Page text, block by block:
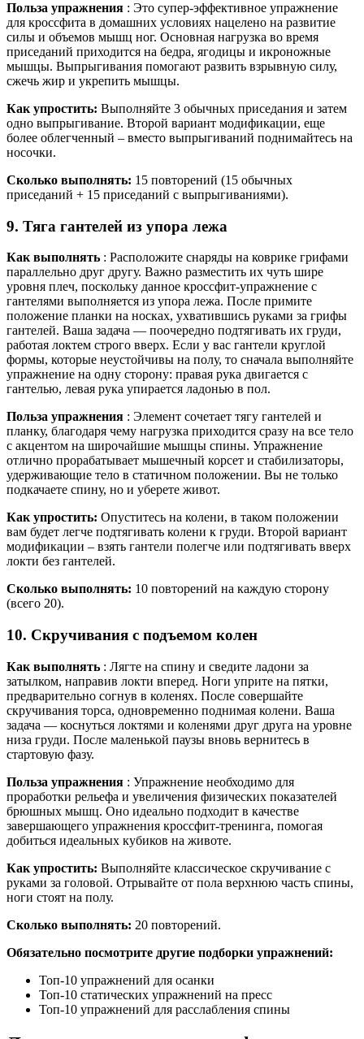
Польза упражнения : Это супер-эффективное упражнение
для кроссфита в домашних условиях нацелено на развитие
силы и объемов мышц ног. Основная нагрузка во время
приседаний приходится на бедра, ягодицы и икроножные
мышцы. Выпрыгивания помогают развить взрывную силу,
сжечь жир и укрепить мышцы.
Как упростить: Выполняйте 3 обычных приседания и затем
одно выпрыгивание. Второй вариант модификации, еще
более облегченный – вместо выпрыгиваний поднимайтесь на
носочки.
Сколько выполнять: 15 повторений (15 обычных
приседаний + 15 приседаний с выпрыгиваниями).
9. Тяга гантелей из упора лежа
Как выполнять : Расположите снаряды на коврике грифами
параллельно друг другу. Важно разместить их чуть шире
уровня плеч, поскольку данное кроссфит-упражнение с
гантелями выполняется из упора лежа. После примите
положение планки на носках, ухватившись руками за грифы
гантелей. Ваша задача — поочередно подтягивать их груди,
работая локтем строго вверх. Если у вас гантели круглой
формы, которые неустойчивы на полу, то сначала выполняйте
упражнение на одну сторону: правая рука двигается с
гантелью, левая рука упирается ладонью в пол.
Польза упражнения : Элемент сочетает тягу гантелей и
планку, благодаря чему нагрузка приходится сразу на все тело
с акцентом на широчайшие мышцы спины. Упражнение
отлично прорабатывает мышечный корсет и стабилизаторы,
удерживающие тело в статичном положении. Вы не только
подкачаете спину, но и уберете живот.
Как упростить: Опуститесь на колени, в таком положении
вам будет легче подтягивать колени к груди. Второй вариант
модификации – взять гантели полегче или подтягивать вверх
локти без гантелей.
Сколько выполнять: 10 повторений на каждую сторону
(всего 20).
10. Скручивания с подъемом колен
Как выполнять : Лягте на спину и сведите ладони за
затылком, направив локти вперед. Ноги уприте на пятки,
предварительно согнув в коленях. После совершайте
скручивания торса, одновременно поднимая колени. Ваша
задача — коснуться локтями и коленями друг друга на уровне
низа груди. После маленькой паузы вновь вернитесь в
стартовую фазу.
Польза упражнения : Упражнение необходимо для
проработки рельефа и увеличения физических показателей
брюшных мышц. Оно идеально подходит в качестве
завершающего упражнения кроссфит-тренинга, помогая
добиться идеальных кубиков на животе.
Как упростить: Выполняйте классическое скручивание с
руками за головой. Отрывайте от пола верхнюю часть спины,
ноги стоят на полу.
Сколько выполнять: 20 повторений.
Обязательно посмотрите другие подборки упражнений:
Топ-10 упражнений для осанки
Топ-10 статических упражнений на пресс
Топ-10 упражнений для расслабления спины